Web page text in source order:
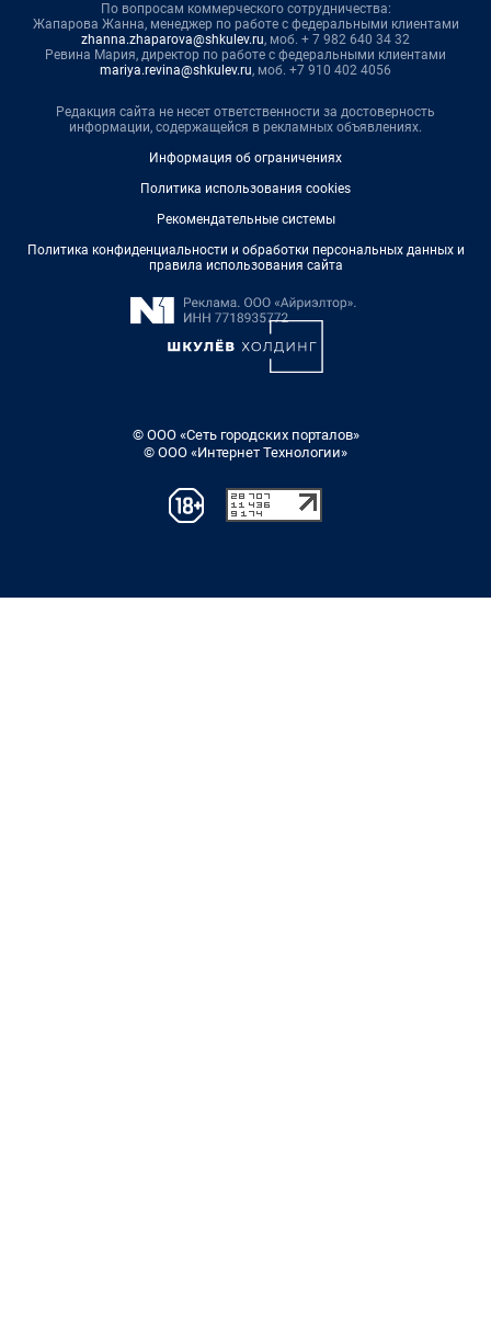
По вопросам коммерческого сотрудничества:
Жапарова Жанна, менеджер по работе с федеральными клиентами
zhanna.zhaparova@shkulev.ru, моб. + 7 982 640 34 32
Ревина Мария, директор по работе с федеральными клиентами
mariya.revina@shkulev.ru, моб. +7 910 402 4056
Редакция сайта не несет ответственности за достоверность
информации, содержащейся в рекламных объявлениях.
Информация об ограничениях
Политика использования cookies
Рекомендательные системы
Политика конфиденциальности и обработки персональных данных и
правила использования сайта
© ООО «Сеть городских порталов»
© ООО «Интернет Технологии»